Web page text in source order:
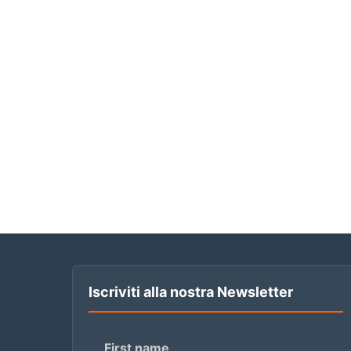
Iscriviti alla nostra Newsletter
First name